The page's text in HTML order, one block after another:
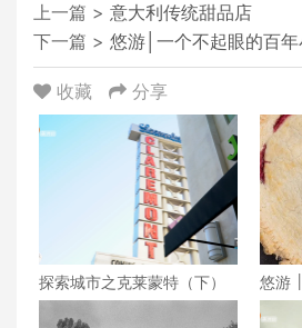
上一篇 > 意大利传统甜品店
下一篇 > 悠游│一个不起眼的百
收藏 分享
探索城市之克莱蒙特（下） 悠游